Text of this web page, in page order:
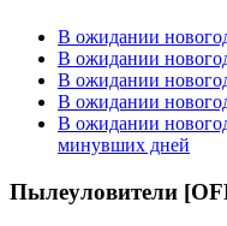
В ожидании
В ожидании
В ожидании
В ожидании
В ожидании
минувших дней
Пылеуловители